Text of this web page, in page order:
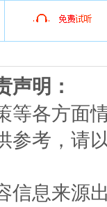
声明：
等各方面
参考，请
信息来源